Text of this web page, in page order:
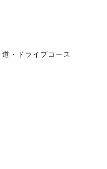
道・ドライブコース